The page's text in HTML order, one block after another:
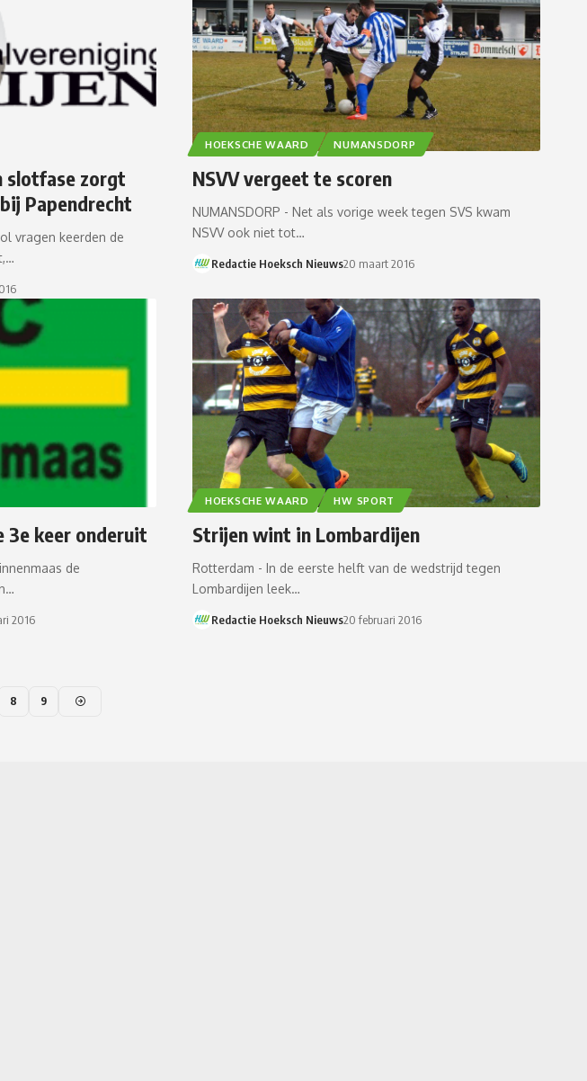
slotfase zorgt
Papendrecht
vragen keerden de
HOEKSCHE WAARD NUMANSDORP
NSVV vergeet te scoren
NUMANSDORP - Net als vorige week tegen SVS kwam
NSVV ook niet tot…
Redactie Hoeksch Nieuws20 maart 2016
3e keer onderuit
de
2016
HOEKSCHE WAARD HW SPORT
Strijen wint in Lombardijen
Rotterdam - In de eerste helft van de wedstrijd tegen
Lombardijen leek…
Redactie Hoeksch Nieuws20 februari 2016
8 9